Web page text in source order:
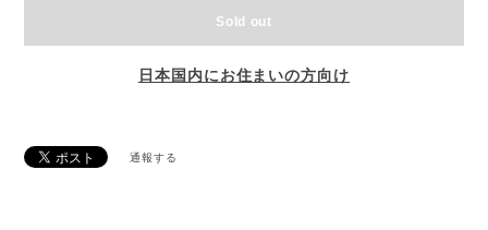
Sold out
日本国内にお住まいの方向け
通報する